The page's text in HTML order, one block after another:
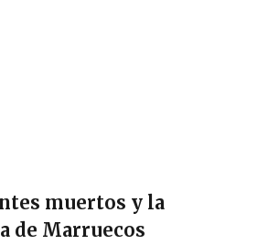
muertos y la
de Marruecos